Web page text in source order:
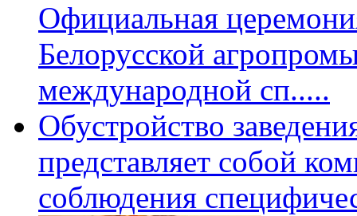
Официальная
Белорусской
международной сп.....
Обустройство
представляет собой
соблюдения